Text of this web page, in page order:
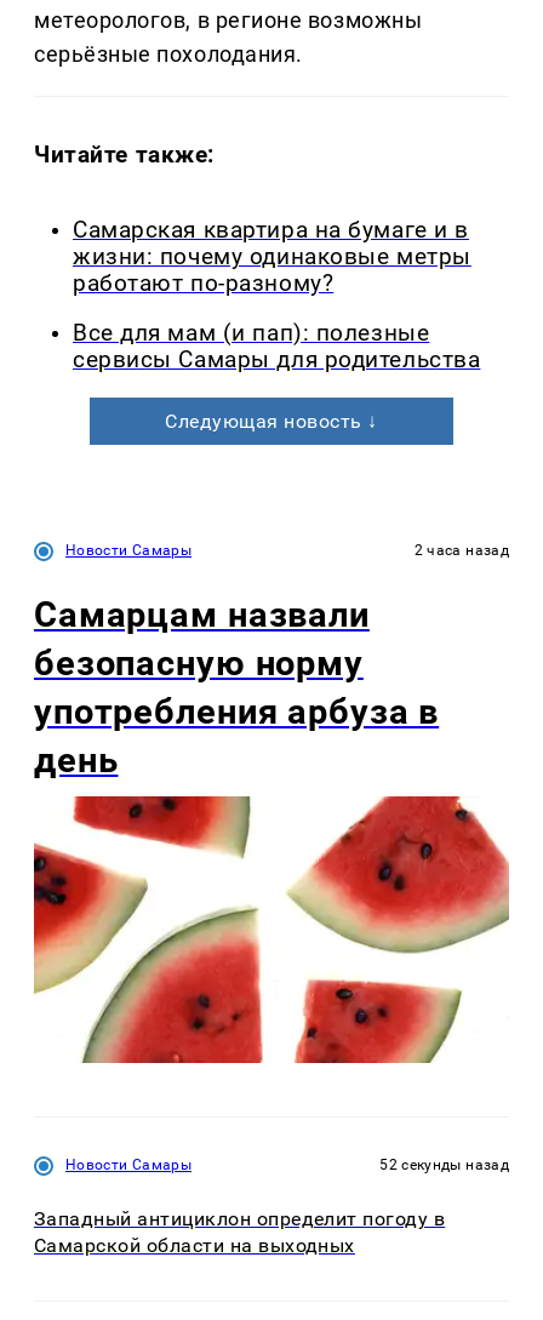
метеорологов, в регионе возможны
серьёзные похолодания.
Читайте также:
Самарская квартира на бумаге и в
жизни: почему одинаковые метры
работают по-разному?
Все для мам (и пап): полезные
сервисы Самары для родительства
Следующая новость ↓
Новости Самары 2 часа назад
Самарцам назвали
безопасную норму
употребления арбуза в
день
Новости Самары 52 секунды назад
Западный антициклон определит погоду в
Самарской области на выходных